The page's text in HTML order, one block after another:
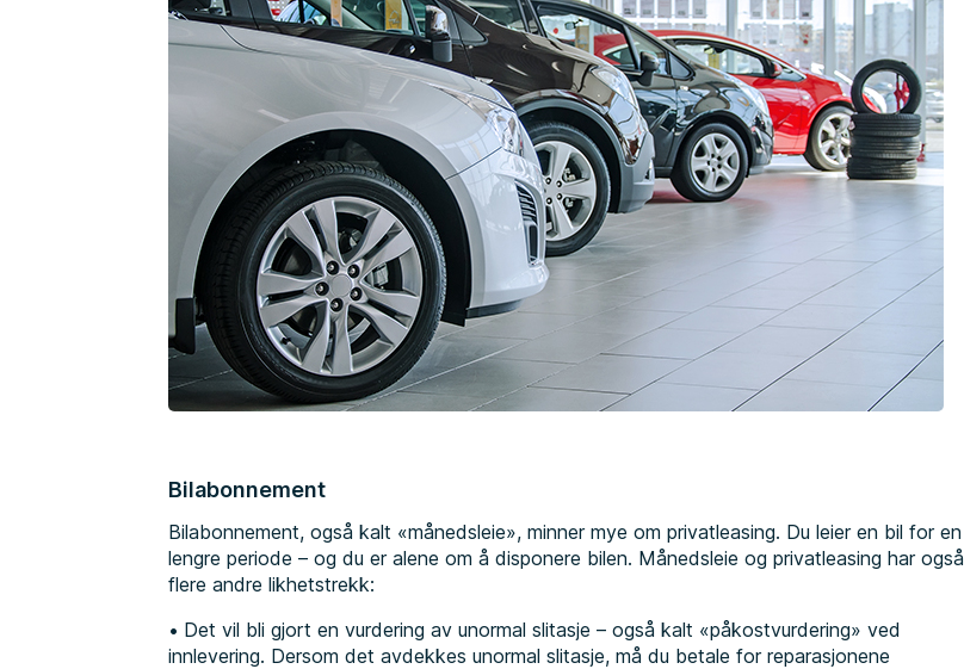
Bilabonnement
Bilabonnement, også kalt «månedsleie», minner mye om privatleasing. Du leier en bil for en
lengre periode – og du er alene om å disponere bilen. Månedsleie og privatleasing har også
flere andre likhetstrekk:
Det vil bli gjort en vurdering av unormal slitasje – også kalt «påkostvurdering» ved
innlevering. Dersom det avdekkes unormal slitasje, må du betale for reparasjonene